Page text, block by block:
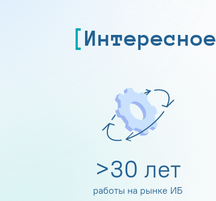
>30 лет
работы на рынке ИБ